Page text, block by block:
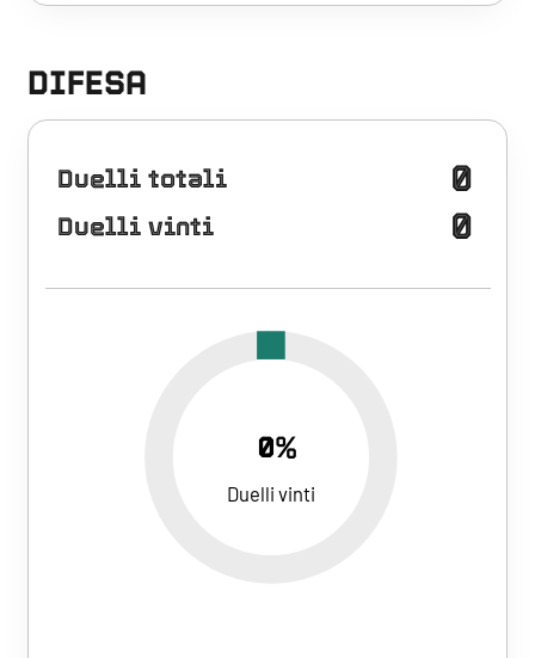
DIFESA
Duelli totali 0
Duelli vinti 0
0%
Duelli vinti